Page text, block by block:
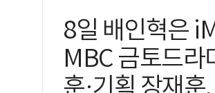
8일 배인혁은
MBC 금토드라